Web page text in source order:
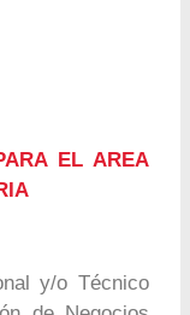
EL AREA
y/o Técnico